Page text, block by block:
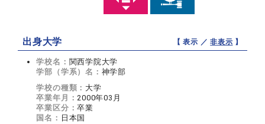
出身大学 【 表示 ／非表示 】
学校名： 関西学院大学
学部（学系）名： 神学部
学校の種類： 大学
卒業年月：2000年03月
卒業区分：卒業
国名： 日本国